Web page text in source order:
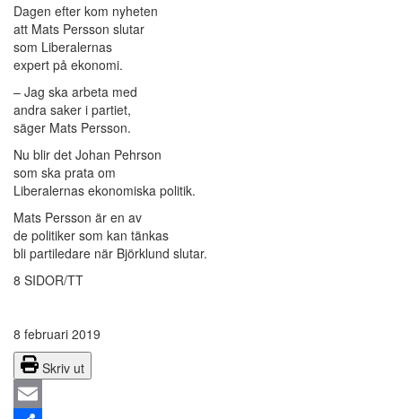
Dagen efter kom nyheten
att Mats Persson slutar
som Liberalernas
expert på ekonomi.
– Jag ska arbeta med
andra saker i partiet,
säger Mats Persson.
Nu blir det Johan Pehrson
som ska prata om
Liberalernas ekonomiska politik.
Mats Persson är en av
de politiker som kan tänkas
bli partiledare när Björklund slutar.
8 SIDOR/TT
8 februari 2019
Skriv ut